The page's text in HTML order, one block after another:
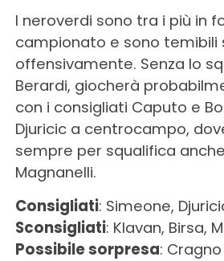
I neroverdi sono tra i più in
campionato e sono
offensivamente. Senza lo
Berardi, giocherà
con i consigliati Caputo e
Djuricic a centrocampo,
sempre per squalifica
Magnanelli.
Consigliati: Simeone,
Sconsigliati: Klavan, Birsa,
Possibile sorpresa: Cragno